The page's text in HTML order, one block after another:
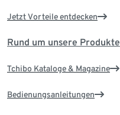
Jetzt Vorteile entdecken
Rund um unsere Produkte
Tchibo Kataloge & Magazine
Bedienungsanleitungen